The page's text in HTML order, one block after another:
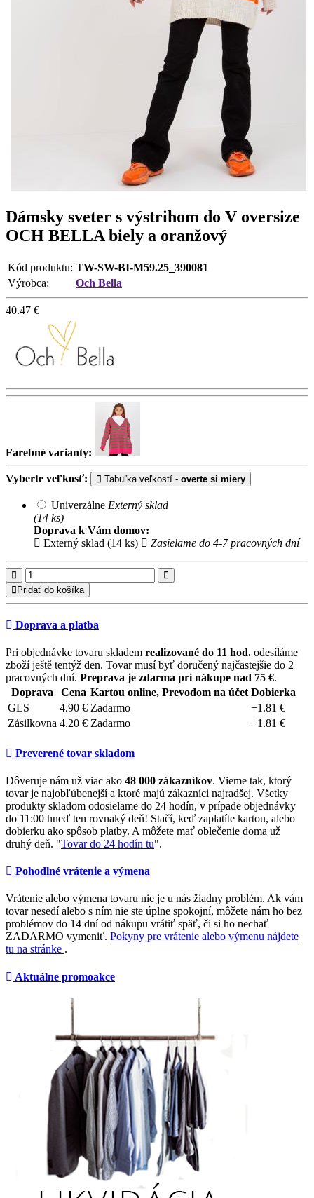
Dámsky sveter s výstrihom do V oversize
OCH BELLA biely a oranžový
Kód produktu: TW-SW-BI-M59.25_390081
Výrobca:
Och Bella
40.47 €
Farebné varianty:
Vyberte veľkosť: Tabuľka veľkostí - overte si miery
Univerzálne Externý sklad
(14 ks)
Doprava k Vám domov:
Externý sklad (14 ks)
Zasielame do 4-7 pracovných dní
Pridať do košíka
Doprava a platba
Pri objednávke tovaru skladem realizované do 11 hod. odesíláme
zboží ještě tentýž den. Tovar musí byť doručený najčastejšie do 2
pracovných dní. Preprava je zdarma pri nákupe nad 75 €.
Doprava
Cena Kartou online, Prevodom na účet Dobierka
GLS
4.90 € Zadarmo
+1.81 €
Zásilkovna 4.20 € Zadarmo +1.81 €
Preverené tovar skladom
Dôveruje nám už viac ako 48 000 zákazníkov. Vieme tak, ktorý
tovar je najobľúbenejší a ktoré majú zákazníci najradšej. Všetky
produkty skladom odosielame do 24 hodín, v prípade objednávky
do 11:00 hneď ten rovnaký deň! Stačí, keď zaplatíte kartou, alebo
dobierku ako spôsob platby. A môžete mať oblečenie doma už
druhý deň. "Tovar do 24 hodín tu".
Pohodlné vrátenie a výmena
Vrátenie alebo výmena tovaru nie je u nás žiadny problém. Ak vám
tovar nesedí alebo s ním nie ste úplne spokojní, môžete nám ho bez
problémov do 14 dní od nákupu vrátiť späť, či si ho nechať
ZADARMO vymeniť. Pokyny pre vrátenie alebo výmenu nájdete
tu na stránke .
Aktuálne promoakce